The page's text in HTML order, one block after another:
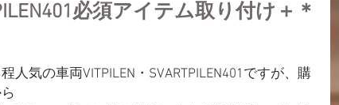
必須アイテム取り付け＋＊
人気の車両VITPILEN・SVARTPILEN401ですが、購